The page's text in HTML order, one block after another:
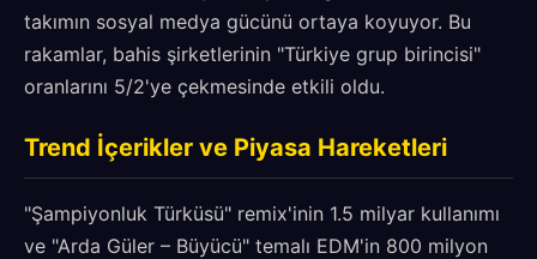
takımın sosyal medya gücünü ortaya koyuyor. Bu
rakamlar, bahis şirketlerinin "Türkiye grup birincisi"
oranlarını 5/2'ye çekmesinde etkili oldu.
Trend İçerikler ve Piyasa Hareketleri
"Şampiyonluk Türküsü" remix'inin 1.5 milyar kullanımı
ve "Arda Güler – Büyücü" temalı EDM'in 800 milyon